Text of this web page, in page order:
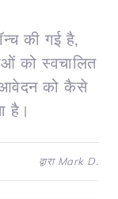
की गई है,
को स्वचालित
आवेदन को कैसे
है।
द्वारा Mark D.